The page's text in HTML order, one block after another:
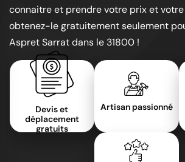
connaitre et prendre votre prix et
obtenez-le gratuitement seulement
Aspret Sarrat dans le 31800 !
Devis et
déplacement
gratuits
Artisan passionné